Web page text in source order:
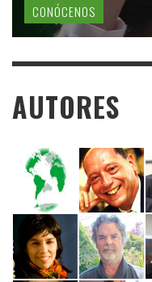
CONÓCENOS
AUTORES